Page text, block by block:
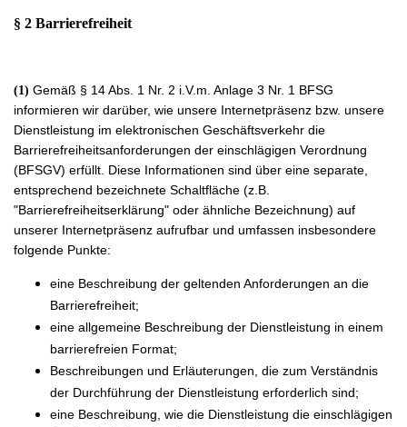
§ 2 Barrierefreiheit
(1) Gemäß § 14 Abs. 1 Nr. 2 i.V.m. Anlage 3 Nr. 1 BFSG
informieren wir darüber, wie unsere Internetpräsenz bzw. unsere
Dienstleistung im elektronischen Geschäftsverkehr die
Barrierefreiheitsanforderungen der einschlägigen Verordnung
(BFSGV) erfüllt. Diese Informationen sind über eine separate,
entsprechend bezeichnete Schaltfläche (z.B.
"Barrierefreiheitserklärung" oder ähnliche Bezeichnung) auf
unserer Internetpräsenz aufrufbar und umfassen insbesondere
folgende Punkte:
eine Beschreibung der geltenden Anforderungen an die
Barrierefreiheit;
eine allgemeine Beschreibung der Dienstleistung in einem
barrierefreien Format;
Beschreibungen und Erläuterungen, die zum Verständnis
der Durchführung der Dienstleistung erforderlich sind;
eine Beschreibung, wie die Dienstleistung die einschlägigen